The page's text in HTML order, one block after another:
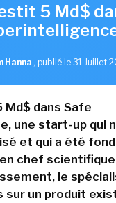
5 Md$
Hanna , publié le 31 Juillet
Md$ dans Safe
une start-up qui
et qui a été
chef scientifique
le
sur un produit